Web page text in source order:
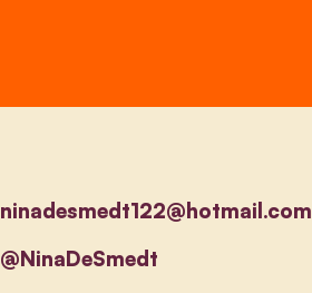
ninadesmedt122@hotmail.com
@NinaDeSmedt